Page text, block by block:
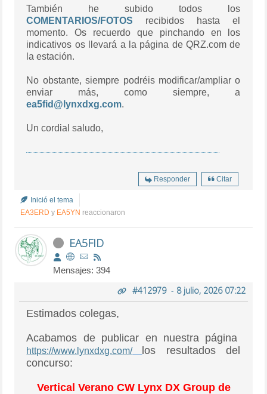
También he subido todos los
COMENTARIOS/FOTOS recibidos hasta el
momento. Os recuerdo que pinchando en los
indicativos os llevará a la página de QRZ.com de
la estación.
No obstante, siempre podréis modificar/ampliar o
enviar más, como siempre, a
ea5fid@lynxdxg.com.
Un cordial saludo,
Responder Citar
Inició el tema
EA3ERD y EA5YN reaccionaron
EA5FID
Mensajes: 394
#412979- 8 julio, 2026 07:22
Estimados colegas,
Acabamos de publicar en nuestra página
https://www.lynxdxg.com/
los resultados del
concurso:
Vertical VeranoCW Lynx DX Group de